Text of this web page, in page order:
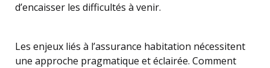
d’encaisser les difficultés à venir.
Les enjeux liés à l’assurance habitation nécessitent
une approche pragmatique et éclairée. Comment